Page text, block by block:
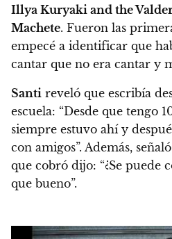
Illya Kuryaki and the
Machete. Fueron las
empecé a identificar que
cantar que no era cantar y
Santi reveló que escribía
escuela: “Desde que tengo
siempre estuvo ahí y
con amigos”. Además,
que cobró dijo: “¿Se puede
que bueno”.